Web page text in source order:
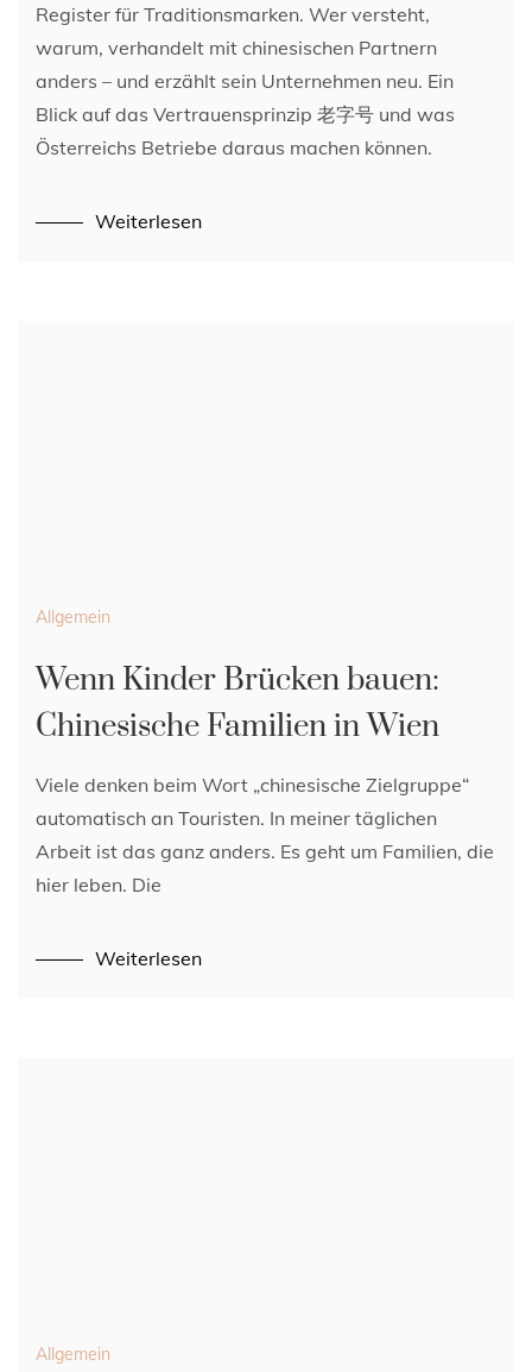
Register für Traditionsmarken. Wer versteht,
warum, verhandelt mit chinesischen Partnern
anders – und erzählt sein Unternehmen neu. Ein
Blick auf das Vertrauensprinzip 老字号 und was
Österreichs Betriebe daraus machen können.
Weiterlesen
Allgemein
Wenn Kinder Brücken bauen:
Chinesische Familien in Wien
Viele denken beim Wort „chinesische Zielgruppe“
automatisch an Touristen. In meiner täglichen
Arbeit ist das ganz anders. Es geht um Familien, die
hier leben. Die
Weiterlesen
Allgemein